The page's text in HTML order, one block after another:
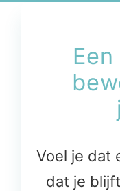
Voel je dat
dat je